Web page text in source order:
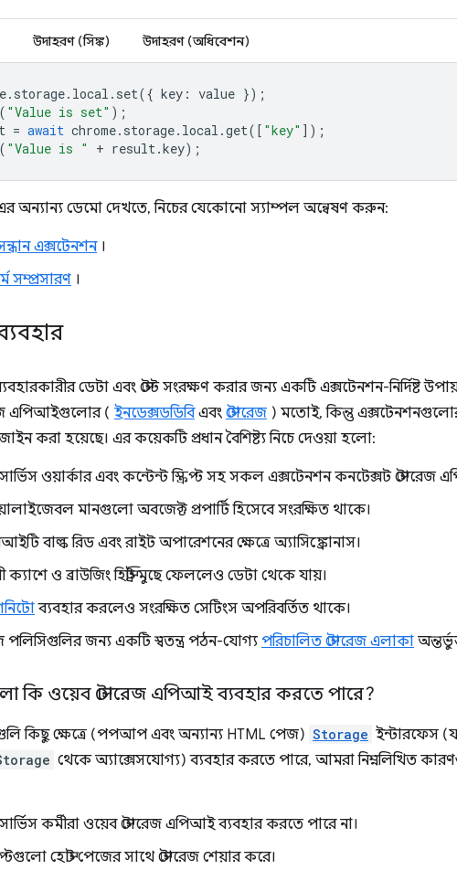
উদাহরণ (সিঙ্ক) উদাহরণ (অধিবেশন)
. storage. local . set({ key : value });
( "Value is set" );
= await chrome. storage. local .get([ "key" ]);
( "Value is " + result.key);
অন্যান্য ডেমো দেখতে, নিচের যেকোনো স্যাম্পল অন্বেষণ করুন:
এক্সটেনশন।
সম্প্রসারণ ।
ডেটা এবং স্টেট সংরক্ষণ করার জন্য একটি এক্সটেনশন-নির্দিষ্ট
এপিআইগুলোর ( ইনডেক্সডডিবিএবং স্টোরেজ ) মতোই, কিন্তু এক্সটেনশনগুলোর
করা হয়েছে। এর কয়েকটি প্রধান বৈশিষ্ট্য নিচে দেওয়া হলো:
ওয়ার্কার এবং কন্টেন্ট স্ক্রিপ্ট সহ সকল এক্সটেনশন কনটেক্সট স্টোরেজ
মানগুলো অবজেক্ট প্রপার্টি হিসেবে সংরক্ষিত থাকে।
বাল্ক রিড এবং রাইট অপারেশনের ক্ষেত্রে অ্যাসিঙ্ক্রোনাস।
ক্যাশে ও ব্রাউজিং হিস্ট্রি মুছে ফেললেও ডেটা থেকে যায়।
ব্যবহার করলেও সংরক্ষিত সেটিংস অপরিবর্তিত থাকে।
পলিসিগুলির জন্য একটি স্বতন্ত্র পঠন-যোগ্য পরিচালিত স্টোরেজ এলাকা
কি ওয়েব স্টোরেজ এপিআই ব্যবহার করতে পারে?
কিছু ক্ষেত্রে (পপআপ এবং অন্যান্য HTML পেজ) Storage ইন্টারফেস
থেকে অ্যাক্সেসযোগ্য) ব্যবহার করতে পারে, আমরা নিম্নলিখিত
কর্মীরা ওয়েব স্টোরেজ এপিআই ব্যবহার করতে পারে না।
হোস্ট পেজের সাথে স্টোরেজ শেয়ার করে।